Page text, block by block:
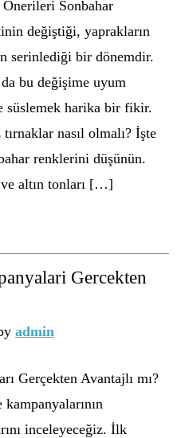
Sonbahar
değiştiği, yaprakların
serinlediği bir dönemdir.
da bu değişime uyum
süslemek harika bir fikir.
nasıl olmalı? İşte
renklerini düşünün.
altın tonları […]
Gercekten
admin
Gerçekten Avantajlı mı?
inceleyeceğiz. İlk